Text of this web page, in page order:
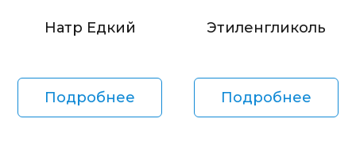
Натр Едкий
Подробнее
Этиленгликоль
Подробнее